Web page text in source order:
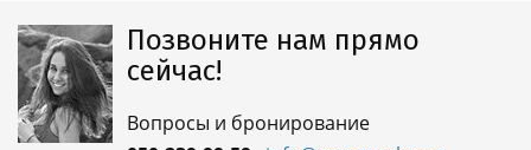
Позвоните нам прямо
сейчас!
Вопросы и бронирование